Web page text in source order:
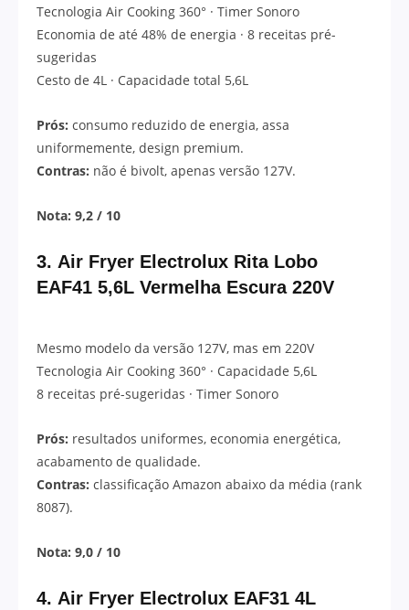
Tecnologia Air Cooking 360° · Timer Sonoro
Economia de até 48% de energia · 8 receitas pré-
sugeridas
Cesto de 4L · Capacidade total 5,6L
Prós: consumo reduzido de energia, assa
uniformemente, design premium.
Contras: não é bivolt, apenas versão 127V.
Nota: 9,2 / 10
3. Air Fryer Electrolux Rita Lobo
EAF41 5,6L Vermelha Escura 220V
Mesmo modelo da versão 127V, mas em 220V
Tecnologia Air Cooking 360° · Capacidade 5,6L
8 receitas pré-sugeridas · Timer Sonoro
Prós: resultados uniformes, economia energética,
acabamento de qualidade.
Contras: classificação Amazon abaixo da média (rank
8087).
Nota: 9,0 / 10
4. Air Fryer Electrolux EAF31 4L